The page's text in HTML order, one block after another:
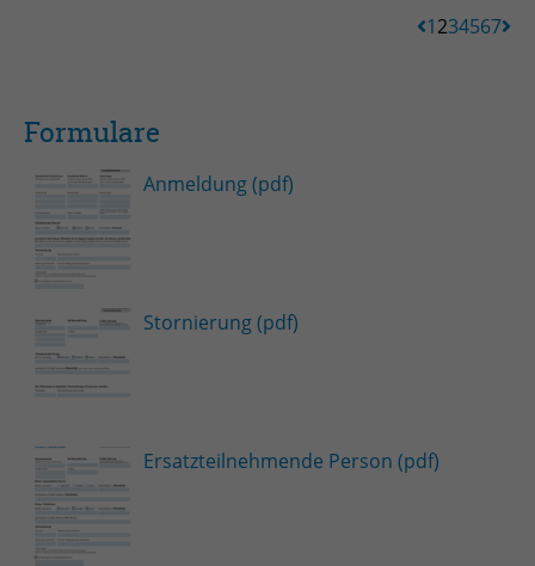
1234567
Formulare
Anmeldung (pdf)
Stornierung (pdf)
Ersatzteilnehmende Person (pdf)